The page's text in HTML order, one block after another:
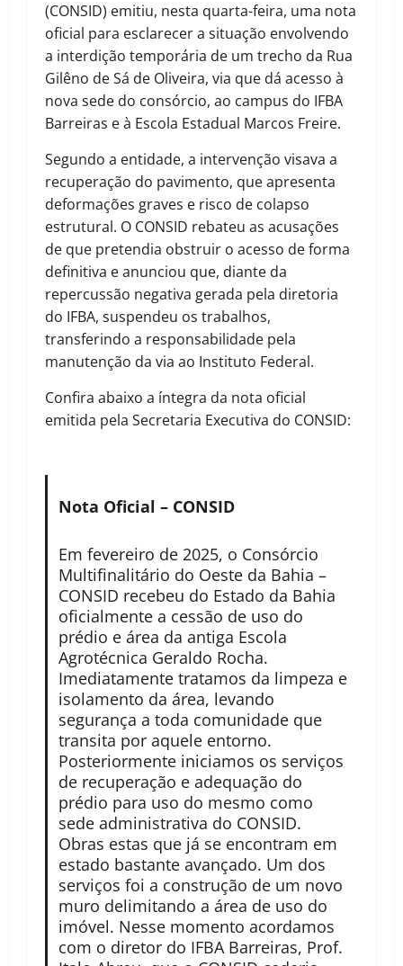
(CONSID) emitiu, nesta quarta-feira, uma nota
oficial para esclarecer a situação envolvendo
a interdição temporária de um trecho da Rua
Gilêno de Sá de Oliveira, via que dá acesso à
nova sede do consórcio, ao campus do IFBA
Barreiras e à Escola Estadual Marcos Freire.
Segundo a entidade, a intervenção visava a
recuperação do pavimento, que apresenta
deformações graves e risco de colapso
estrutural. O CONSID rebateu as acusações
de que pretendia obstruir o acesso de forma
definitiva e anunciou que, diante da
repercussão negativa gerada pela diretoria
do IFBA, suspendeu os trabalhos,
transferindo a responsabilidade pela
manutenção da via ao Instituto Federal.
Confira abaixo a íntegra da nota oficial
emitida pela Secretaria Executiva do CONSID:
Nota Oficial – CONSID
Em fevereiro de 2025, o Consórcio
Multifinalitário do Oeste da Bahia –
CONSID recebeu do Estado da Bahia
oficialmente a cessão de uso do
prédio e área da antiga Escola
Agrotécnica Geraldo Rocha.
Imediatamente tratamos da limpeza e
isolamento da área, levando
segurança a toda comunidade que
transita por aquele entorno.
Posteriormente iniciamos os serviços
de recuperação e adequação do
prédio para uso do mesmo como
sede administrativa do CONSID.
Obras estas que já se encontram em
estado bastante avançado. Um dos
serviços foi a construção de um novo
muro delimitando a área de uso do
imóvel. Nesse momento acordamos
com o diretor do IFBA Barreiras, Prof.